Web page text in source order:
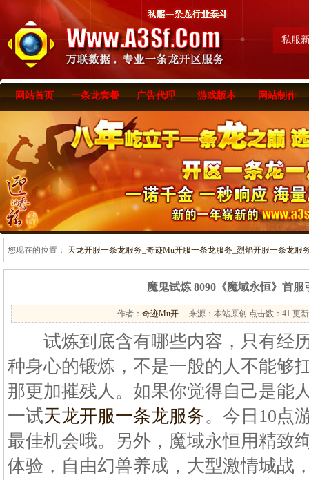
私服
网站首页 一条龙套餐 广告代理 游戏版本 网站制作
您现在的位置： 天龙开服一条龙服务_奇迹Mu开服一条龙服务_烈焰开服一条龙服
魔鬼试炼 8090《魔域永恒》首服
作者： 奇迹Mu开… 来源：本站原创 点击数： 41 更
试炼到底含有哪些内容，只有经
种身心的锻炼，不是一般的人不能够
那更加摧残人。如果你觉得自己是能
一试天龙开服一条龙服务。今日10点
最佳机会哦。另外，魔域永恒用精致
体验，自由幻兽养成，大型激情城战